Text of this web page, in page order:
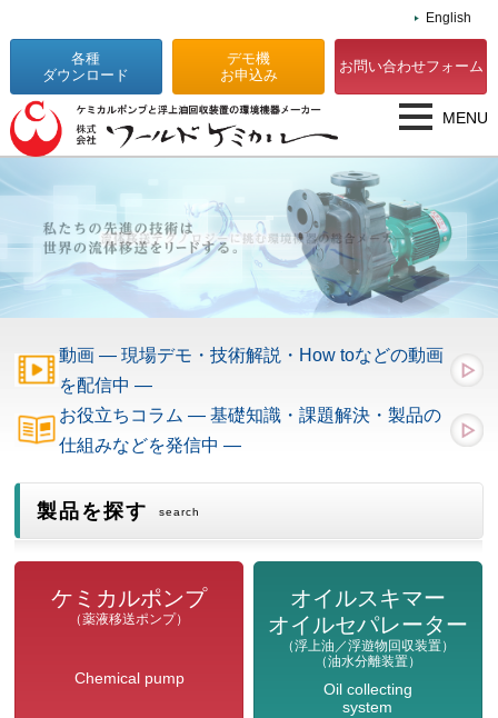
English
各種
ダウンロード
デモ機
お申込み
お問い合わせフォーム
MENU
動画 — 現場デモ・技術解説・How toなどの動画
を配信中 —
お役立ちコラム — 基礎知識・課題解決・製品の
仕組みなどを発信中 —
製品を探す search
ケミカルポンプ
（薬液移送ポンプ）
Chemical pump
オイルスキマー
オイルセパレーター
（浮上油／浮遊物回収装置）
（油水分離装置）
Oil collecting
system